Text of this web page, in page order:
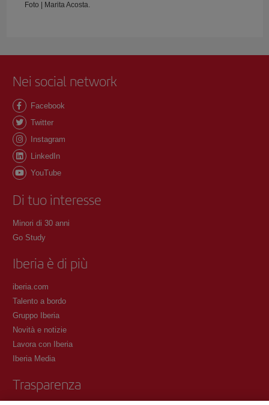
Foto | Marita Acosta.
Nei social network
Facebook
Twitter
Instagram
LinkedIn
YouTube
Di tuo interesse
Minori di 30 anni
Go Study
Iberia è di più
iberia.com
Talento a bordo
Gruppo Iberia
Novità e notizie
Lavora con Iberia
Iberia Media
Trasparenza